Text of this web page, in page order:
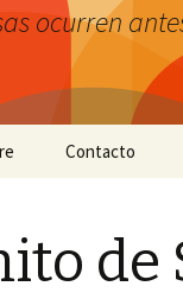
ocurren
Contacto
de